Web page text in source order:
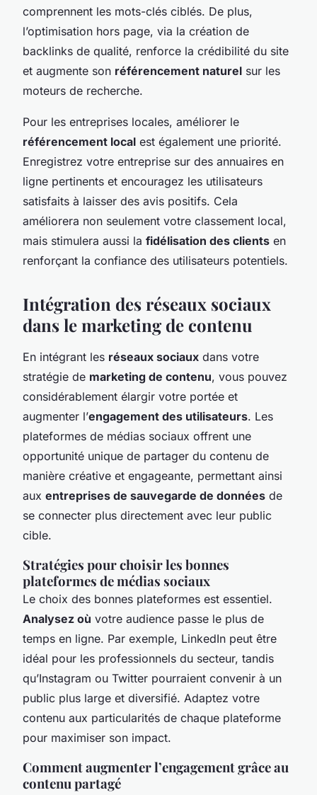
comprennent les mots-clés ciblés. De plus,
l’optimisation hors page, via la création de
backlinks de qualité, renforce la crédibilité du site
et augmente son référencement naturel sur les
moteurs de recherche.
Pour les entreprises locales, améliorer le
référencement local est également une priorité.
Enregistrez votre entreprise sur des annuaires en
ligne pertinents et encouragez les utilisateurs
satisfaits à laisser des avis positifs. Cela
améliorera non seulement votre classement local,
mais stimulera aussi la fidélisation des clients en
renforçant la confiance des utilisateurs potentiels.
Intégration des réseaux sociaux
dans le marketing de contenu
En intégrant les réseaux sociaux dans votre
stratégie de marketing de contenu, vous pouvez
considérablement élargir votre portée et
augmenter l’engagement des utilisateurs. Les
plateformes de médias sociaux offrent une
opportunité unique de partager du contenu de
manière créative et engageante, permettant ainsi
aux entreprises de sauvegarde de données de
se connecter plus directement avec leur public
cible.
Stratégies pour choisir les bonnes
plateformes de médias sociaux
Le choix des bonnes plateformes est essentiel.
Analysez où votre audience passe le plus de
temps en ligne. Par exemple, LinkedIn peut être
idéal pour les professionnels du secteur, tandis
qu’Instagram ou Twitter pourraient convenir à un
public plus large et diversifié. Adaptez votre
contenu aux particularités de chaque plateforme
pour maximiser son impact.
Comment augmenter l’engagement grâce au
contenu partagé